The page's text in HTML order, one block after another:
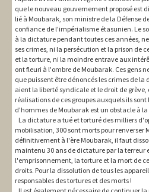
que le nouveau gouvernement proposé est
lié à Moubarak, son ministre de la Défense
confiance de l'impérialisme étasunien. Le
à la dictature pendant toutes ces années,
ses crimes, ni la persécution et la prison de
et la torture, ni la moindre entrave aux
ont fleuri à l'ombre de Moubarak. Ces gens
que puissent être dénoncés les crimes de
aient la liberté syndicale et le droit de
réalisations de ces groupes auxquels ils
d'hommes de Moubarak est un obstacle à
La dictature a tué et torturé des milliers
mobilisation, 300 sont morts pour renverser
définitivement à l'ère Moubarak, il faut
maintenu 30 ans de dictature par la terreur
l'emprisonnement, la torture et la mort de
droits. Pour la dissolution de tous les
responsables des tortures et des morts !